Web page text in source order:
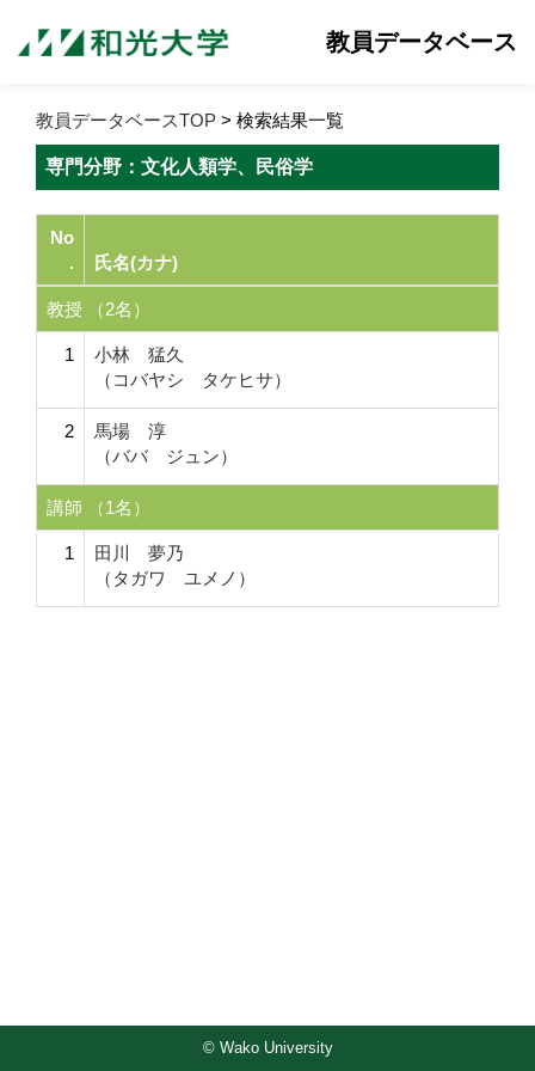
教員データベース
教員データベースTOP > 検索結果一覧
専門分野：文化人類学、民俗学
No
.
氏名(カナ)
教授 （2名）
1
小林 猛久
（コバヤシ タケヒサ）
2
馬場 淳
（ババ ジュン）
講師 （1名）
1
田川 夢乃
（タガワ ユメノ）
© Wako University